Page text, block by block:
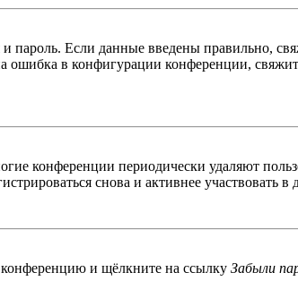
пароль. Если данные введены правильно,
в конфигурации конференции,
конференции периодически удаляют
снова и активнее участвовать в
конференцию и щёлкните на ссылку Забыли